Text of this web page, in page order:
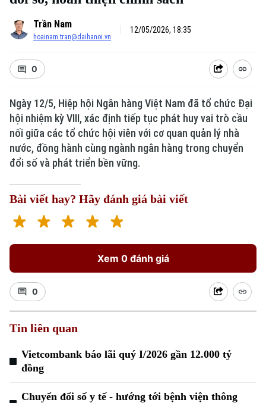
Xu hướng
Trần Nam
hoainam.tran@daihanoi.vn
12/05/2026, 18:35
0
Ngày 12/5, Hiệp hội Ngân hàng Việt Nam đã tổ chức Đại
hội nhiệm kỳ VIII, xác định tiếp tục phát huy vai trò cầu
nối giữa các tổ chức hội viên với cơ quan quản lý nhà
nước, đồng hành cùng ngành ngân hàng trong chuyển
đổi số và phát triển bền vững.
Bài viết hay? Hãy đánh giá bài viết
Xem 0 đánh giá
0
Tin liên quan
Vietcombank báo lãi quý I/2026 gần 12.000 tỷ
đồng
Chuyển đổi số y tế - hướng tới bệnh viện thông